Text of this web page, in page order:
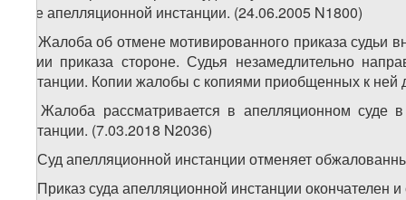
суде апелляционной инстанции. (24.06.2005 N1800)
15. Жалоба об отмене мотивированного приказа судьи
копии приказа стороне. Судья незамедлительно
инстанции. Копии жалобы с копиями приобщенных к
16. Жалоба рассматривается в апелляционном суде
инстанции. (7.03.2018 N2036)
17. Суд апелляционной инстанции отменяет
18. Приказ суда апелляционной инстанции